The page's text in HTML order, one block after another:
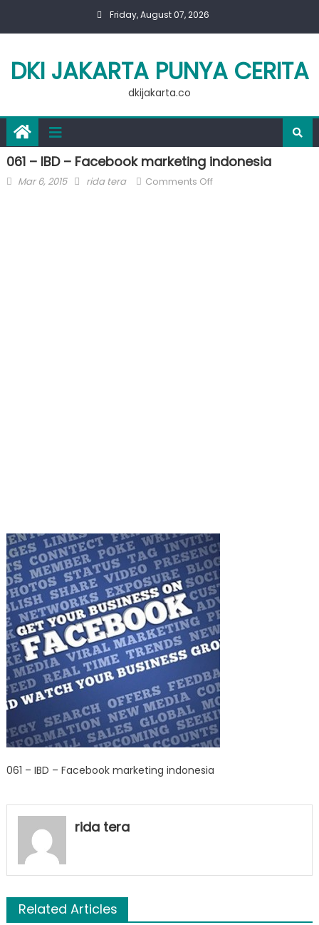
Friday, August 07, 2026
DKI JAKARTA PUNYA CERITA
dkijakarta.co
061 – IBD – Facebook marketing indonesia
Posted
Mar 6, 2015 Author
rida tera Comments Offon
061 – IBD – Facebook marketing indonesia
rida tera
Related Articles